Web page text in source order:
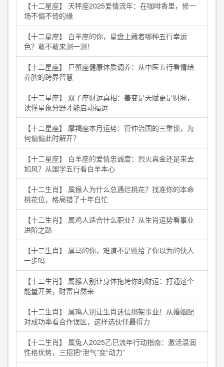
【十二星座】 天秤座2025爱情流年：在咖啡香里，修一
场不偏不倚的缘
【十二星座】 白羊座的你，星盘上藏着哪种五行幸运
色？敢不敢来测一测！
【十二星座】 巨蟹座健康体质调养：从中医五行看情绪
养脾的跨界智慧
【十二星座】 双子座财运真相：善变是天赋更是财脉，
读懂星象分野才能启动福运
【十二星座】 摩羯座本月运势：管仲治国的三重锁，为
何偏偏此时解开？
【十二星座】 白羊座的爱情忠诚度：烈火真金还是来去
如风？从国学五行看白羊本心
【十二生肖】 属猴人为什么总遇烂桃花？找准你的本命
桃花位，格局错了十年白忙
【十二生肖】 属鸡人适合什么职业？从生肖运势看事业
进阶之路
【十二生肖】 属马的你，难道不是败给了你以为的快人
一步吗
【十二生肖】 属猴人别让身体拖垮你的财运：打通这个
能量开关，财富自然来
【十二生肖】 属鸡人别让生肖迷信绑架事业！从婚姻配
对成功率看合作误区，这样选伙伴最得力
【十二生肖】 属兔人2025乙巳流年行动指南：激活温润
性格优势，三招把“泄气”变“动力”